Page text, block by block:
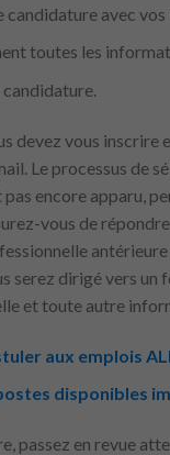
candidature avec
toutes les
devez vous
Le processus de
encore apparu,
vous de
serez dirigé vers
et toute autre
aux emplois
disponibles
passez en revue